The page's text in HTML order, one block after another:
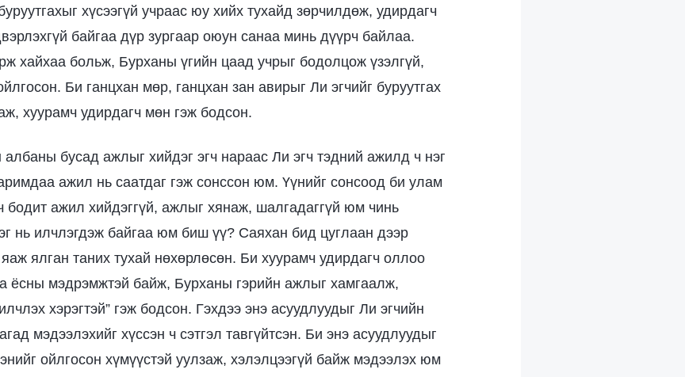
хүсээгүй учраас юу хийх тухайд зөрчилдөж, удирдагч
байгаа дүр зургаар оюун санаа минь дүүрч байлаа.
хайхаа больж, Бурханы үгийн цаад учрыг бодолцож үзэлгүй,
Би ганцхан мөр, ганцхан зан авирыг Ли эгчийг буруутгах
хуурамч удирдагч мөн гэж бодсон.
бусад ажлыг хийдэг эгч нараас Ли эгч тэдний ажилд ч нэг
ажил нь саатдаг гэж сонссон юм. Үүнийг сонсоод би улам
бодит ажил хийдэггүй, ажлыг хянаж, шалгадаггүй юм чинь
нь илчлэгдэж байгаа юм биш үү? Саяхан бид цуглаан дээр
ялган таних тухай нөхөрлөсөн. Би хуурамч удирдагч оллоо
ёсны мэдрэмжтэй байж, Бурханы гэрийн ажлыг хамгаалж,
хэрэгтэй” гэж бодсон. Гэхдээ энэ асуудлуудыг Ли эгчийн
мэдээлэхийг хүссэн ч сэтгэл тавгүйтсэн. Би энэ асуудлуудыг
ойлгосон хүмүүстэй уулзаж, хэлэлцээгүй байж мэдээлэх юм